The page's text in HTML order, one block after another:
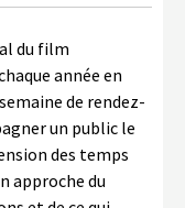
du film
année en
de rendez-
un public le
des temps
approche du